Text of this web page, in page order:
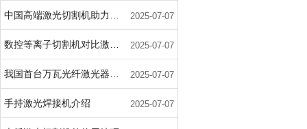
2025-07-07
2025-07-07
2025-07-07
手持激光焊接机介绍 2025-07-07